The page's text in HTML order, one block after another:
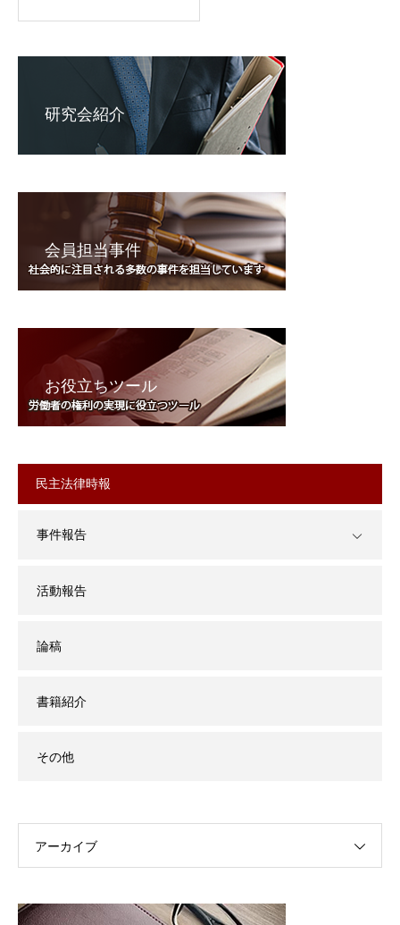
研究会紹介
会員担当事件
お役立ちツール
民主法律時報
事件報告
活動報告
論稿
書籍紹介
その他
アーカイブ